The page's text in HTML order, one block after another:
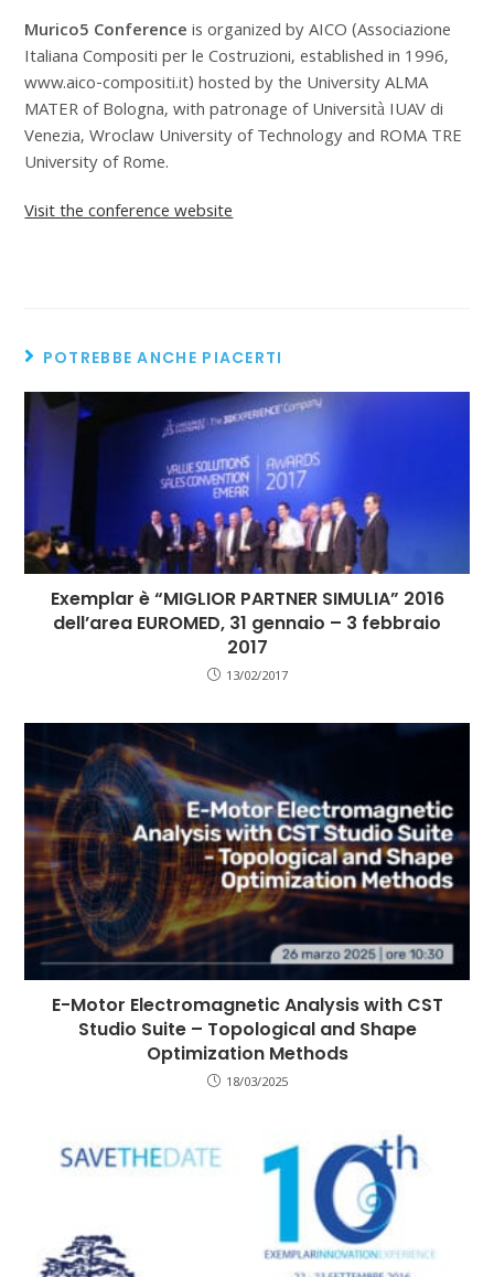
Murico5 Conferenceis organized by AICO (Associazione
Italiana Compositi per le Costruzioni, established in 1996,
www.aico-compositi.it) hosted by the University ALMA
MATER of Bologna, with patronage of Università IUAV di
Venezia, Wroclaw University of Technology and ROMA TRE
University of Rome.
Visit the conference website
POTREBBE ANCHE PIACERTI
Exemplar è “MIGLIOR PARTNER SIMULIA” 2016
dell’area EUROMED, 31 gennaio – 3 febbraio
2017
13/02/2017
E-Motor Electromagnetic Analysis with CST
Studio Suite – Topological and Shape
Optimization Methods
18/03/2025